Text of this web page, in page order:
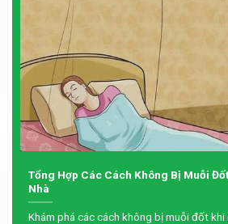
Tổng Hợp Các Cách Không Bị Muỗi
Nhà
Khám phá các cách không bị muỗi đốt